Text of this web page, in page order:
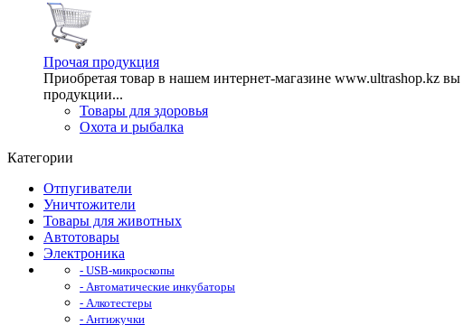
Прочая продукция
Приобретая товар в нашем интернет-магазине www.ultrashop.kz
продукции...
Товары для здоровья
Охота и рыбалка
Категории
Отпугиватели
Уничтожители
Товары для животных
Автотовары
Электроника
- USB-микроскопы
- Автоматические инкубаторы
- Алкотестеры
- Антижучки